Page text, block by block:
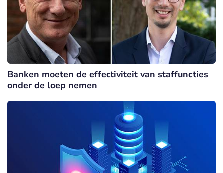
Banken moeten de effectiviteit van staffuncties
onder de loep nemen